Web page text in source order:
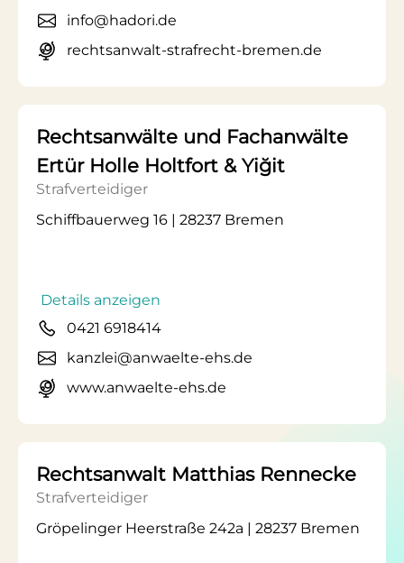
info@hadori.de
rechtsanwalt-strafrecht-bremen.de
Rechtsanwälte und Fachanwälte
Ertür Holle Holtfort & Yiğit
Strafverteidiger
Schiffbauerweg 16 | 28237 Bremen
Details anzeigen
0421 6918414
kanzlei@anwaelte-ehs.de
www.anwaelte-ehs.de
Rechtsanwalt Matthias Rennecke
Strafverteidiger
Gröpelinger Heerstraße 242a | 28237 Bremen